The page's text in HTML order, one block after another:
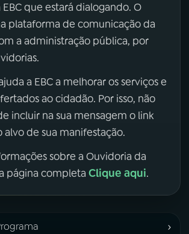
que estará dialogando. O
plataforma de comunicação da
a administração pública, por
a EBC a melhorar os serviços e
ao cidadão. Por isso, não
incluir na sua mensagem o link
de sua manifestação.
sobre a Ouvidoria da
página completa Clique aqui.
›